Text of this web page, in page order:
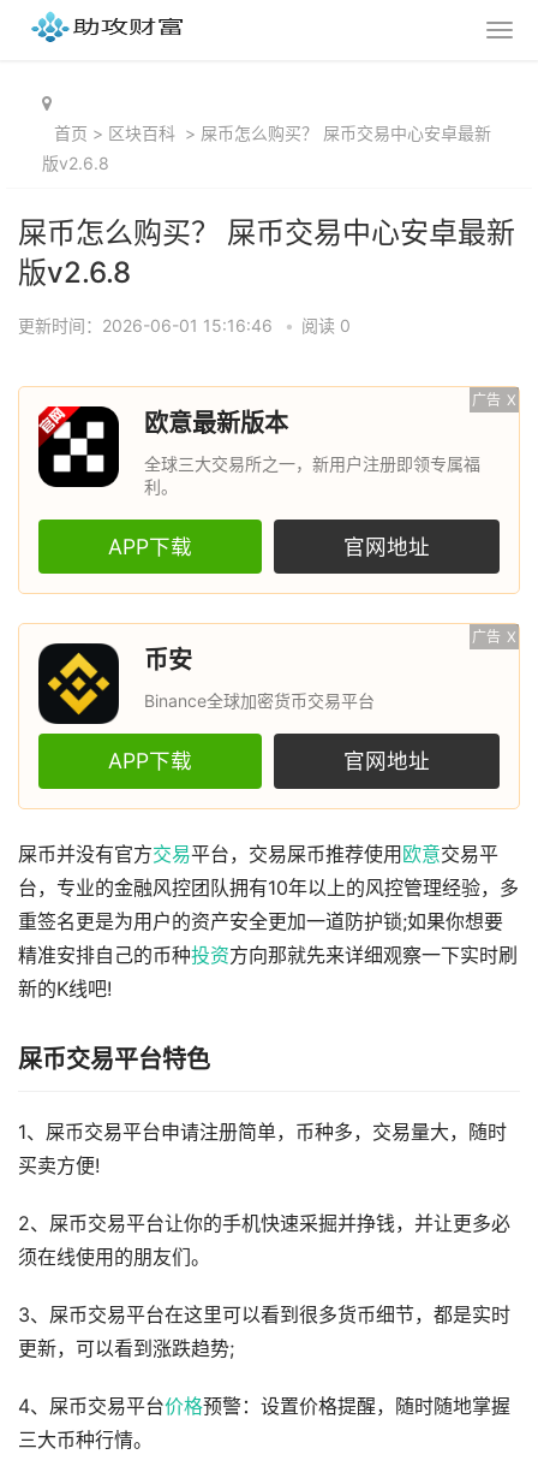
首页 > 区块百科 > 屎币怎么购买？ 屎币交易中心安卓最新
版v2.6.8
屎币怎么购买？ 屎币交易中心安卓最新
版v2.6.8
更新时间：2026-06-01 15:16:46 • 阅读 0
广告 X
欧意最新版本
全球三大交易所之一，新用户注册即领专属福
利。
APP下载 官网地址
广告 X
币安
Binance全球加密货币交易平台
APP下载 官网地址
屎币并没有官方交易平台，交易屎币推荐使用 欧意交易平
台，专业的金融风控团队拥有10年以上的风控管理经验，多
重签名更是为用户的资产安全更加一道防护锁;如果你想要
精准安排自己的币种投资方向那就先来详细观察一下实时刷
新的K线吧!
屎币交易平台特色
1、屎币交易平台申请注册简单，币种多，交易量大，随时
买卖方便!
2、屎币交易平台让你的手机快速采掘并挣钱，并让更多必
须在线使用的朋友们。
3、屎币交易平台在这里可以看到很多货币细节，都是实时
更新，可以看到涨跌趋势;
4、屎币交易平台价格预警：设置价格提醒，随时随地掌握
三大币种行情。